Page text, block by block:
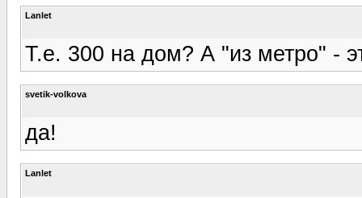
Lanlet
Т.е. 300 на дом? А "из метро" -
svetik-volkova
да!
Lanlet